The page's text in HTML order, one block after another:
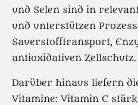
und Selen sind in
und unterstützen
Sauerstofftransport,
antioxidativen Zellschutz.
Darüber hinaus liefern
Vitamine: Vitamin C